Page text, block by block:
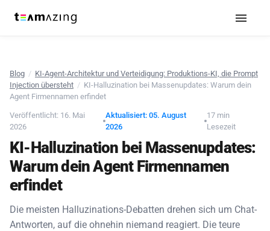
Blog / KI-Agent-Architektur und Verteidigung: Produktions-KI, die Prompt
Injection übersteht / KI-Halluzination bei Massenupdates: Warum dein
Agent Firmennamen erfindet
Veröffentlicht: 16. Mai
2026
Aktualisiert: 05. August
2026
17 min
Lesezeit
KI-Halluzination bei Massenupdates:
Warum dein Agent Firmennamen
erfindet
Die meisten Halluzinations-Debatten drehen sich um Chat-
Antworten, auf die ohnehin niemand reagiert. Die teure